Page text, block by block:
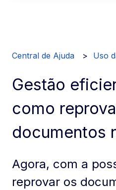
Central de Ajuda Uso
Gestão
como
documentos
Agora, com a
reprovar os